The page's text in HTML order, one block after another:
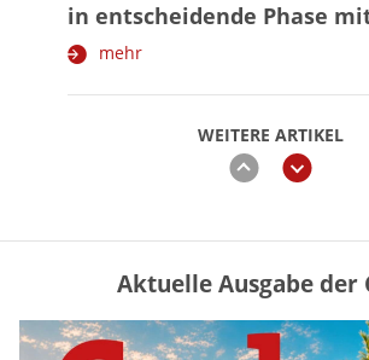
WEITERE ARTIKEL
zurückweiter
in entscheidende Phase
mehr
„Jung kauft Alt“ 2026:
Überblick – Tabelle mit
und Einkommensgrenzen
Aktuelle Ausgabe der